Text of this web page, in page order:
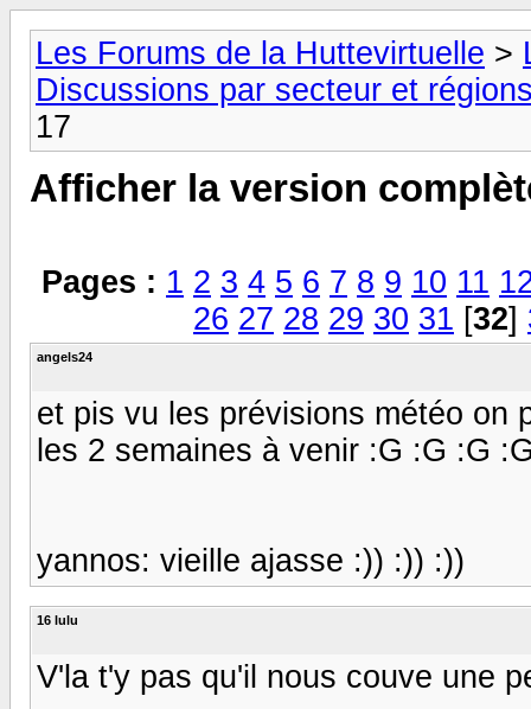
Les Forums de la Huttevirtuelle >
Discussions par secteur et
17
Afficher la version
Pages : 1 2 3 4 5 6 7 8 9 10 11
26 27 28 29 30 31 [32]
angels24
et pis vu les prévisions météo on
les 2 semaines à venir :G :G :G
yannos: vieille ajasse :)) :)) :))
16 lulu
V'la t'y pas qu'il nous couve une